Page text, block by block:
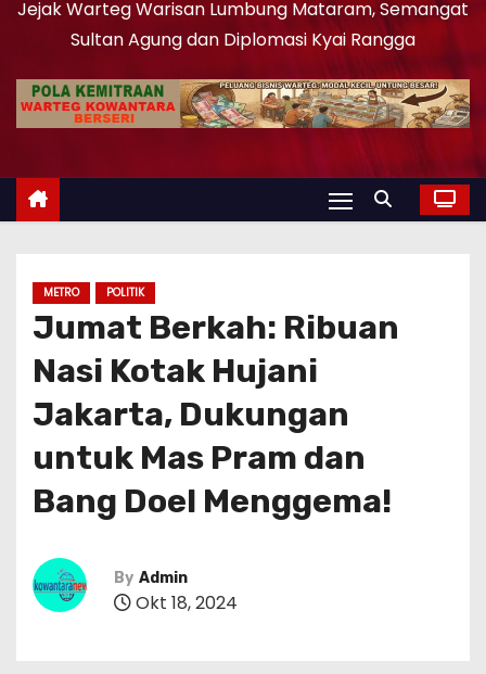
Jejak Warteg Warisan Lumbung Mataram, Semangat
Sultan Agung dan Diplomasi Kyai Rangga
METRO POLITIK
Jumat Berkah: Ribuan
Nasi Kotak Hujani
Jakarta, Dukungan
untuk Mas Pram dan
Bang Doel Menggema!
By Admin
Okt 18, 2024